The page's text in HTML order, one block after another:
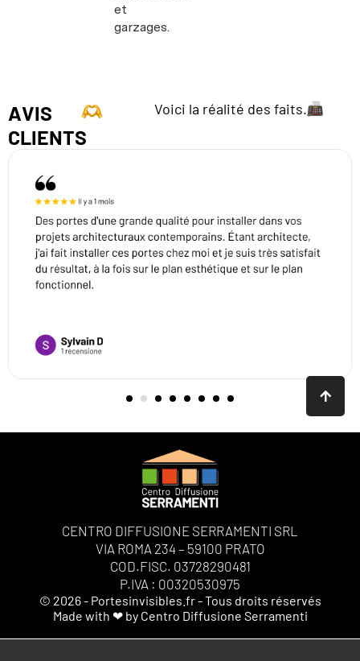
et
garzages.
AVIS
CLIENTS
Voici la réalité des faits.
CENTRO DIFFUSIONE SERRAMENTI SRL
VIA ROMA 234 – 59100 PRATO
COD.FISC. 03728290481
P.IVA : 00320530975
© 2026 - Portesinvisibles.fr - Tous droits réservés
Made with ❤ by Centro Diffusione Serramenti